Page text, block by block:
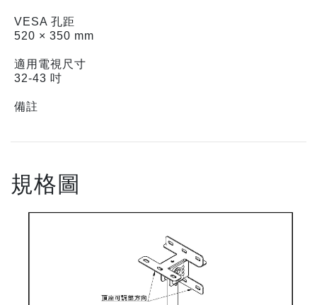
VESA 孔距
520 × 350 mm
適用電視尺寸
32-43 吋
備註
規格圖